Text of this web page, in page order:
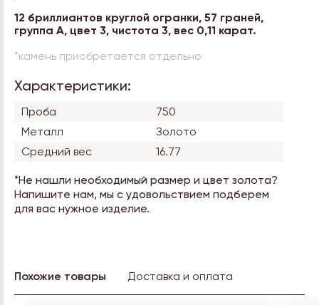
12 бриллиантов круглой огранки, 57 граней,
группа А, цвет 3, чистота 3, вес 0,11 карат.
*камень приобретается отдельно
Характеристики:
Проба
750
Металл
Золото
Средний вес
16.77
*Не нашли необходимый размер и цвет золота?
Напишите нам, мы с удовольствием подберем
для вас нужное изделие.
Похожие товары Доставка и оплата